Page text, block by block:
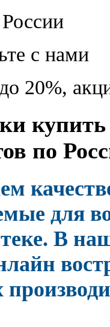
с нами
20%,
купить
по
для
В